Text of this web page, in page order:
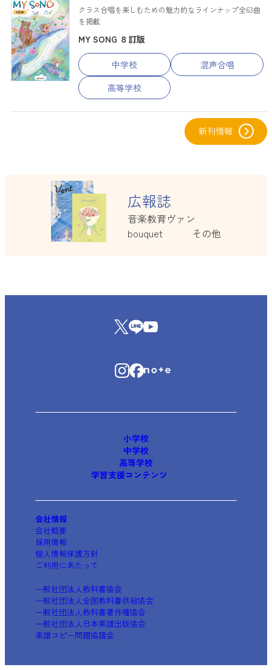
MY SONG ８訂版
クラス合唱を楽しむための魅力的なラインナップ全63曲
を掲載
中学校
混声合唱
高等学校
新刊情報
広報誌
音楽教育ヴァン
bouquet その他
小学校
中学校
高等学校
学習支援コンテンツ
会社情報
会社概要
採用情報
個人情報保護方針
ご利用にあたって
一般社団法人教科書協会
一般社団法人全国教科書供給協会
一般社団法人教科書著作権協会
一般社団法人日本楽譜出版協会
楽譜コピー問題協議会